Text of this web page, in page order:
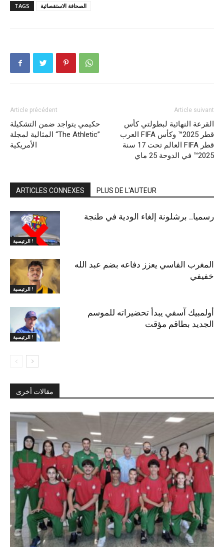
TAGS الصحافة الاستقصائية
Article précédent
حكيمي يتواجد ضمن التشكيلة
المثالية لمجلة “The Athletic”
الأمريكية
Article suivant
القرعة النهائية لبطولتي كأس
العرب FIFA قطر 2025™ وكأس
العالم تحت 17 سنة FIFA قطر
2025™ في الدوحة 25 ماي
ARTICLES CONNEXES PLUS DE L'AUTEUR
الرئيسية !
رسميا.. برشلونة إلغاء الودية في طنجة
الرئيسية !
المغرب الفاسي يعزز دفاعه بضم عبد الله
خفيفي
الرئيسية !
أولمبيك آسفي يبدأ تحضيراته للموسم
الجديد بطاقم مؤقت
مقالات أخرى